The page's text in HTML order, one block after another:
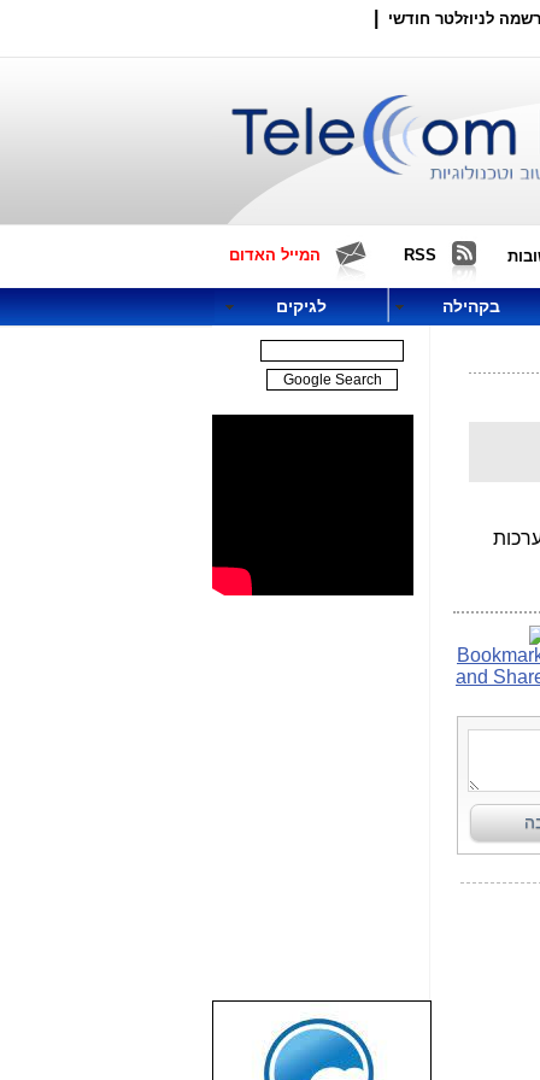
לניוזלטר חודשי
RSS המייל האדום
בקהילה לגיקים
שבוע טוב לכל
הגולשים באשר